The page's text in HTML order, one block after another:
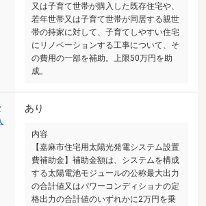
又は子育て世帯が購入した既存住宅や、
若年世帯又は子育て世帯が同居する親世
帯の持家に対して、子育てしやすい住宅
にリノベーションする工事について、そ
の費用の一部を補助。上限50万円を助
成。
あり
内容
【嘉麻市住宅用太陽光発電システム設置
費補助金】補助金額は、システムを構成
する太陽電池モジュールの公称最大出力
の合計値又はパワーコンディショナの定
格出力の合計値のいずれかに2万円を乗